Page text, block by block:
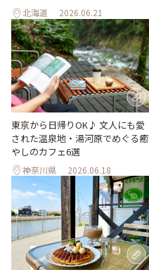
北海道 2026.06.21
東京から日帰りOK♪ 文人にも愛
された温泉地・湯河原でめぐる癒
やしのカフェ6選
神奈川県 2026.06.18